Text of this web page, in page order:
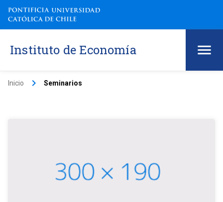
Instituto de Economía
Inicio keyboard_arrow_right Seminarios